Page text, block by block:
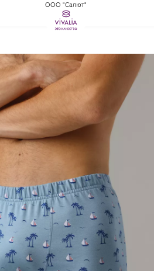
ООО "Салют"